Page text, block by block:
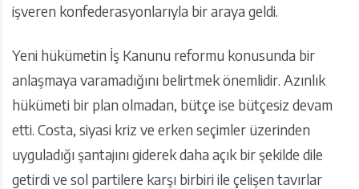
işveren konfederasyonlarıyla bir araya geldi.
Yeni hükümetin İş Kanunu reformu konusunda bir
anlaşmaya varamadığını belirtmek önemlidir. Azınlık
hükümeti bir plan olmadan, bütçe ise bütçesiz devam
etti. Costa, siyasi kriz ve erken seçimler üzerinden
uyguladığı şantajını giderek daha açık bir şekilde dile
getirdi ve sol partilere karşı birbiri ile çelişen tavırlar